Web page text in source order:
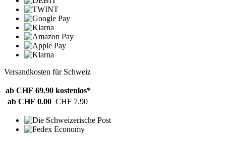
Versandkosten für Schweiz
ab CHF 69.90 kostenlos*
ab CHF 0.00 CHF 7.90